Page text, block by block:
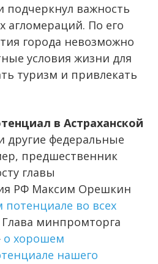
важность
агломераций. По его
города невозможно
условия жизни для
туризм и привлекать
в Астраханской
другие федеральные
предшественник
главы
РФ Максим Орешкин
во всех
Глава минпромторга
о хорошем
нашего